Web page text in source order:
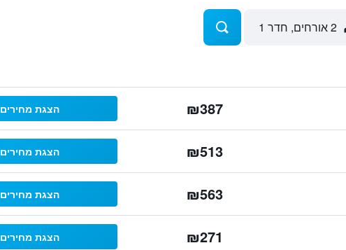
2 אורחים, חדר 1
₪387 הצגת מחירים
₪513 הצגת מחירים
₪563 הצגת מחירים
₪271 הצגת מחירים